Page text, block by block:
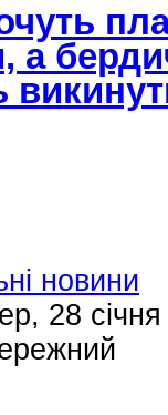
а
новини
28